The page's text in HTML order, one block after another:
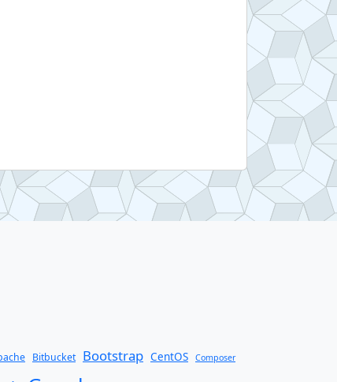
Bitbucket Bootstrap CentOS Composer